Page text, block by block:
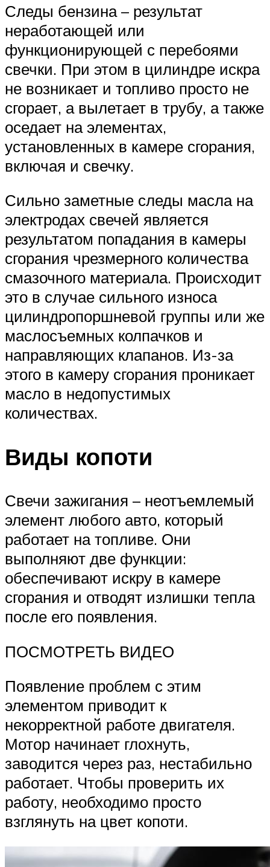
Следы бензина – результат
неработающей или
функционирующей с перебоями
свечки. При этом в цилиндре искра
не возникает и топливо просто не
сгорает, а вылетает в трубу, а также
оседает на элементах,
установленных в камере сгорания,
включая и свечку.
Сильно заметные следы масла на
электродах свечей является
результатом попадания в камеры
сгорания чрезмерного количества
смазочного материала. Происходит
это в случае сильного износа
цилиндропоршневой группы или же
маслосъемных колпачков и
направляющих клапанов. Из-за
этого в камеру сгорания проникает
масло в недопустимых
количествах.
Виды копоти
Свечи зажигания – неотъемлемый
элемент любого авто, который
работает на топливе. Они
выполняют две функции:
обеспечивают искру в камере
сгорания и отводят излишки тепла
после его появления.
ПОСМОТРЕТЬ ВИДЕО
Появление проблем с этим
элементом приводит к
некорректной работе двигателя.
Мотор начинает глохнуть,
заводится через раз, нестабильно
работает. Чтобы проверить их
работу, необходимо просто
взглянуть на цвет копоти.